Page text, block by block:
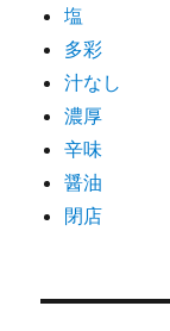
塩
多彩
汁なし
濃厚
辛味
醤油
閉店